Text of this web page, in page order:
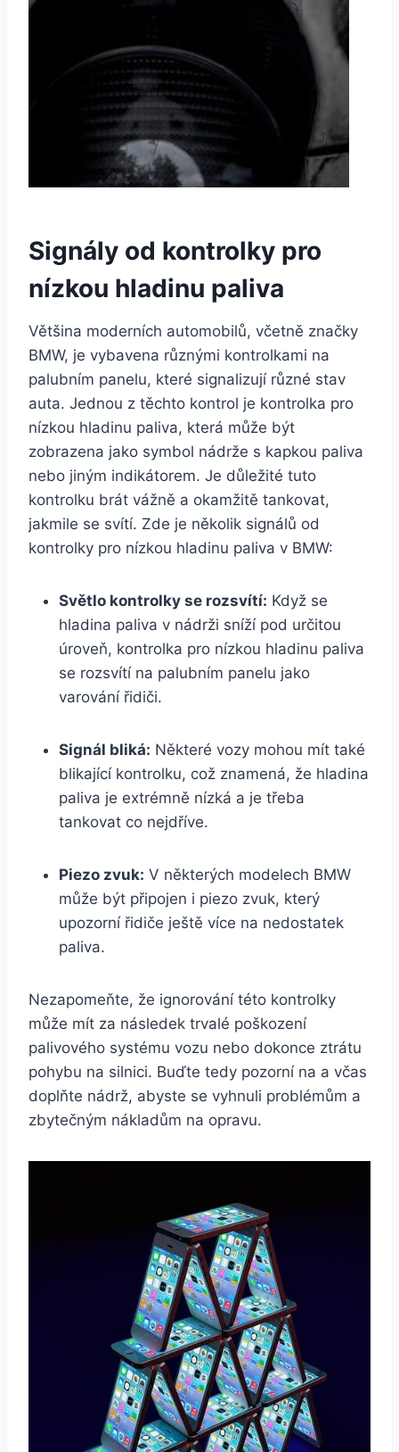
Signály od kontrolky pro
nízkou hladinu paliva
Většina moderních automobilů, včetně značky
BMW, je vybavena různými kontrolkami na
palubním panelu, které signalizují různé stav
auta. Jednou z těchto kontrol je kontrolka pro
nízkou hladinu paliva, která může být
zobrazena jako symbol nádrže s kapkou paliva
nebo jiným indikátorem. Je důležité tuto
kontrolku brát vážně a okamžitě tankovat,
jakmile se svítí. Zde je několik signálů od
kontrolky pro nízkou hladinu paliva v BMW:
Světlo kontrolky se rozsvítí: Když se
hladina paliva v nádrži sníží pod určitou
úroveň, kontrolka pro nízkou hladinu paliva
se rozsvítí na palubním panelu jako
varování řidiči.
Signál bliká: Některé vozy mohou mít také
blikající kontrolku, což znamená, že hladina
paliva je extrémně nízká a je třeba
tankovat co nejdříve.
Piezo zvuk: V některých modelech BMW
může být připojen i piezo zvuk, který
upozorní řidiče ještě více na nedostatek
paliva.
Nezapomeňte, že ignorování této kontrolky
může mít za následek trvalé poškození
palivového systému vozu nebo dokonce ztrátu
pohybu na silnici. Buďte tedy pozorní na a včas
doplňte nádrž, abyste se vyhnuli problémům a
zbytečným nákladům na opravu.